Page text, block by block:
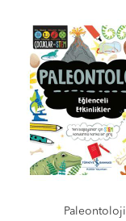
Paleontoloji